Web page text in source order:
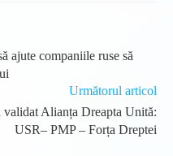
ajute companiile ruse să
Următorul articol
validat Alianța Dreapta Unită:
USR– PMP – Forța Dreptei